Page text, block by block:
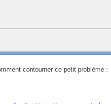
contourner ce petit problème :